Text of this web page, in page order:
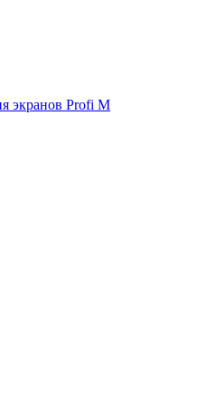
экранов Profi M